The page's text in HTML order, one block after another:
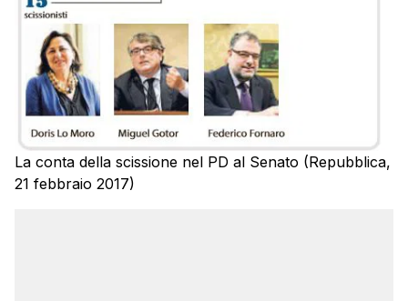
La conta della scissione nel PD al Senato (Repubblica,
21 febbraio 2017)